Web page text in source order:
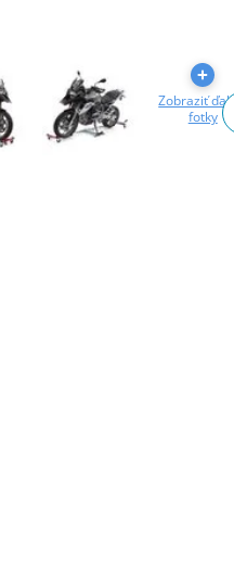
Zobraziť
fotky